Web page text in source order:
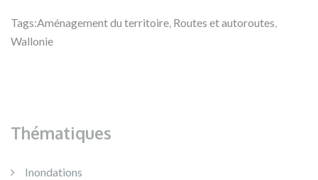
Tags:Aménagement du territoire, Routes et autoroutes,
Wallonie
Thématiques
Inondations